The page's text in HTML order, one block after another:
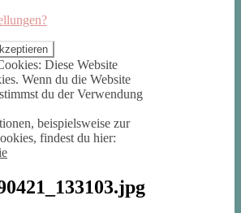
Diese Website
Wenn du die Website
du der Verwendung
beispielsweise zur
findest du hier: